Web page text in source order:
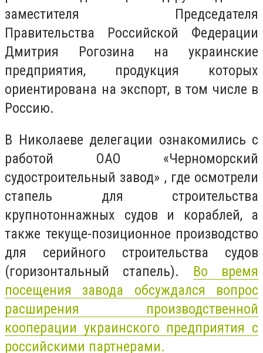
заместителя Председателя
Правительства Российской Федерации
Дмитрия Рогозина на украинские
предприятия, продукция которых
ориентирована на экспорт, в том числе в
Россию.
В Николаеве делегации ознакомились с
работой ОАО «Черноморский
судостроительный завод» , где осмотрели
стапель для строительства
крупнотоннажных судов и кораблей, а
также текуще-позиционное производство
для серийного строительства судов
(горизонтальный стапель). Во время
посещения завода обсуждался вопрос
расширения производственной
кооперации украинского предприятия с
российскими партнерами.